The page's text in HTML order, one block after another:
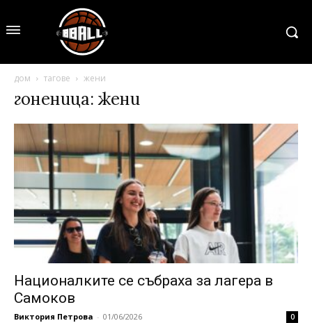
дом тагове жени
гоненица: жени
Националките се събраха за лагера в
Самоков
Виктория Петрова - 01/06/2026 0